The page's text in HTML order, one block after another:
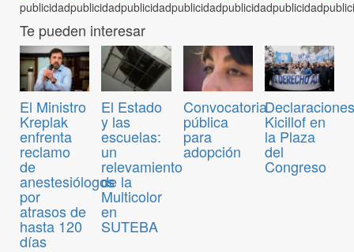
Te pueden interesar
El Ministro
Kreplak
enfrenta
reclamo
de
anestesiólogos
por
atrasos de
hasta 120
días
El Estado
y las
escuelas:
un
relevamiento
de la
Multicolor
en
SUTEBA
Convocatoria
pública
para
adopción
Kicillof en
la Plaza
del
Congreso